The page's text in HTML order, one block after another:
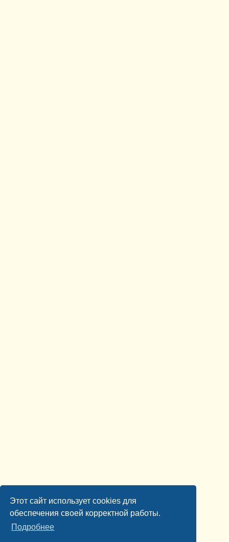
Этот сайт использует cookies для
обеспечения своей корректной работы.
Подробнее